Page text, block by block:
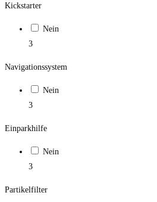
Kickstarter
Nein
3
Navigationssystem
Nein
3
Einparkhilfe
Nein
3
Partikelfilter